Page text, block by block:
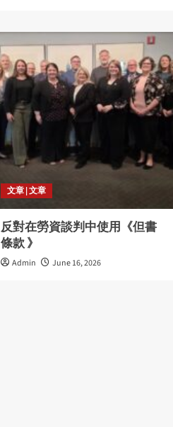
文章 | 文章
反對在勞資談判中使用《但書
條款 》
Admin June 16, 2026